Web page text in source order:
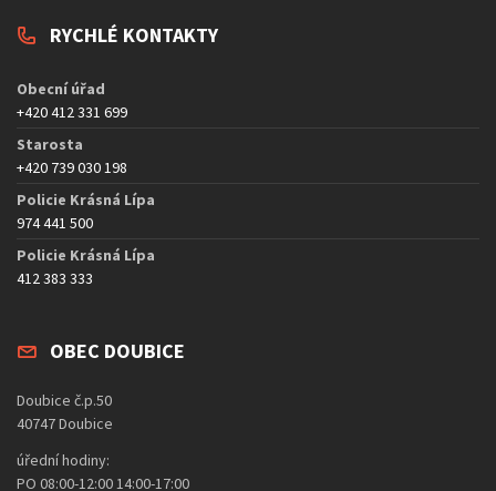
RYCHLÉ KONTAKTY
Obecní úřad
+420 412 331 699
Starosta
+420 739 030 198
Policie Krásná Lípa
974 441 500
Policie Krásná Lípa
412 383 333
OBEC DOUBICE
Doubice č.p.50
40747 Doubice
úřední hodiny:
PO 08:00-12:00 14:00-17:00